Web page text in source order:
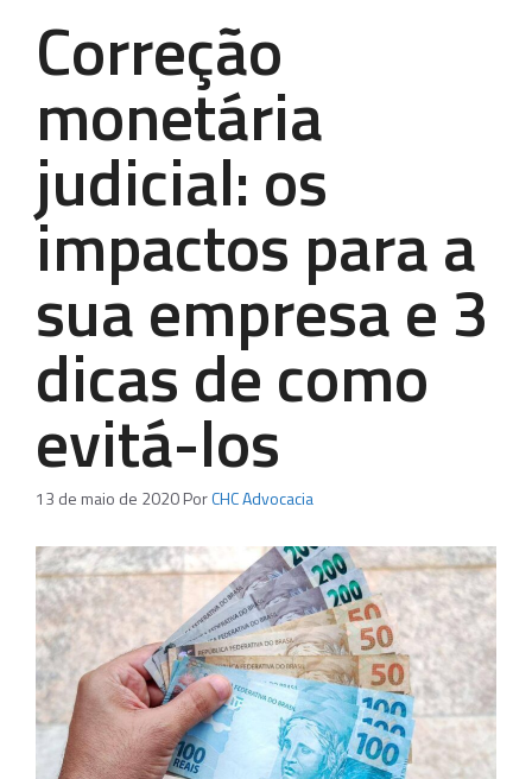
Correção
monetária
judicial: os
impactos para a
sua empresa e 3
dicas de como
evitá-los
13 de maio de 2020PorCHC Advocacia